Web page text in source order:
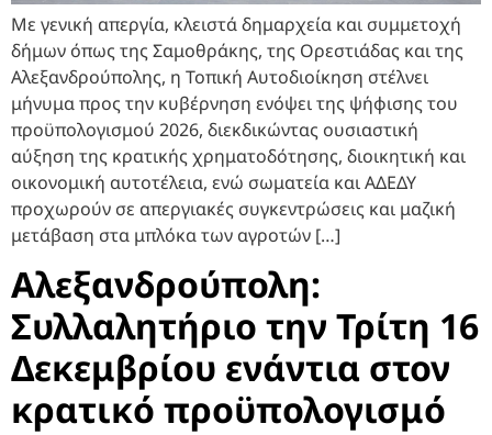
Με γενική απεργία, κλειστά δημαρχεία και συμμετοχή
δήμων όπως της Σαμοθράκης, της Ορεστιάδας και της
Αλεξανδρούπολης, η Τοπική Αυτοδιοίκηση στέλνει
μήνυμα προς την κυβέρνηση ενόψει της ψήφισης του
προϋπολογισμού 2026, διεκδικώντας ουσιαστική
αύξηση της κρατικής χρηματοδότησης, διοικητική και
οικονομική αυτοτέλεια, ενώ σωματεία και ΑΔΕΔΥ
προχωρούν σε απεργιακές συγκεντρώσεις και μαζική
μετάβαση στα μπλόκα των αγροτών […]
Αλεξανδρούπολη:
Συλλαλητήριο την Τρίτη 16
Δεκεμβρίου ενάντια στον
κρατικό προϋπολογισμό